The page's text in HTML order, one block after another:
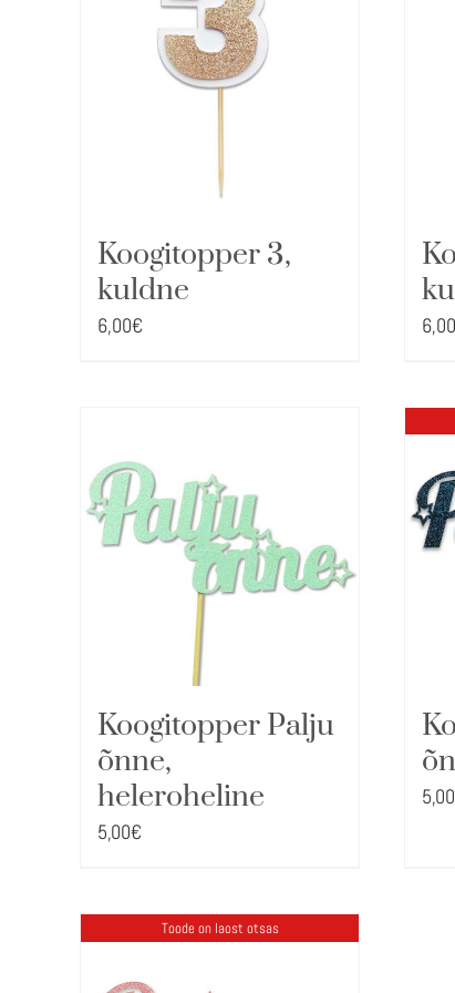
Koogitopper 3,
kuldne
6,00€
Koogitopper Palju
õnne,
heleroheline
5,00€
5,00
Toode on laost otsas